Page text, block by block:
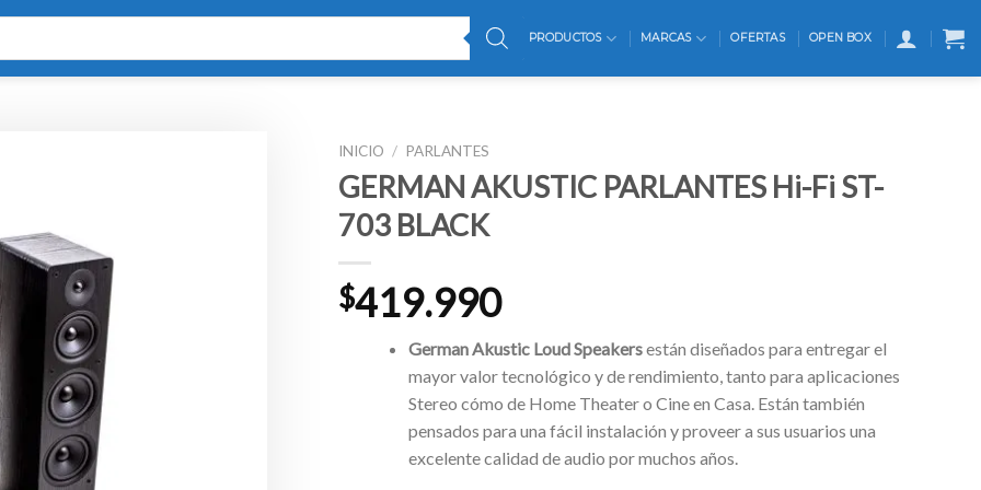
PRODUCTOS MARCAS OFERTAS OPEN BOX
INICIO / PARLANTES
GERMAN AKUSTIC PARLANTES Hi-Fi ST-
703 BLACK
$419.990
German Akustic Loud Speakersestán diseñados para entregar el
mayor valor tecnológico y de rendimiento, tanto para aplicaciones
Stereo cómo de Home Theater o Cine en Casa. Están también
pensados para una fácil instalación y proveer a sus usuarios una
excelente calidad de audio por muchos años.